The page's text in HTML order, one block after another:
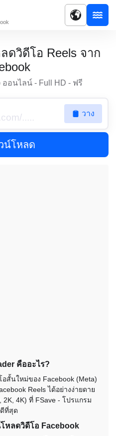
ดวิดีโอ Reels จาก
อนไลน์ - Full HD - ฟรี
วาง
น์โหลด
คืออะไร?
อสั้นใหม่ของ Facebook (Meta)
Reels ได้อย่างง่ายดาย
4K) ที่ FSave - โปรแกรม
ที่สุด
หลดวิดีโอ Facebook